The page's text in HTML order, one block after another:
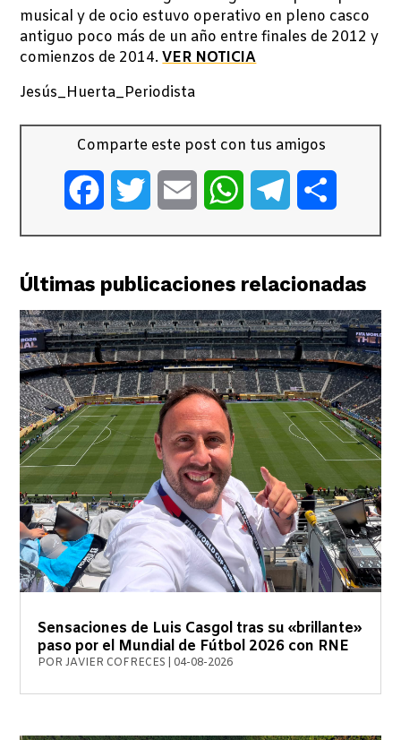
musical y de ocio estuvo operativo en pleno casco
antiguo poco más de un año entre finales de 2012 y
comienzos de 2014.VER NOTICIA
Jesús_Huerta_Periodista
Comparte este post con tus amigos
FacebookTwitter Email WhatsAppTelegram
Últimas publicaciones relacionadas
Sensaciones de Luis Casgol tras su «brillante»
paso por el Mundial de Fútbol 2026 con RNE
PORJAVIER COFRECES 04-08-2026